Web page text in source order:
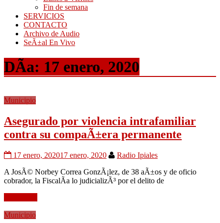
Fin de semana
SERVICIOS
CONTACTO
Archivo de Audio
SeÃ±al En Vivo
DÃ­a: 17 enero, 2020
Municipio
Asegurado por violencia intrafamiliar
contra su compaÃ±era permanente
17 enero, 202017 enero, 2020
Radio Ipiales
A JosÃ© Norbey Correa GonzÃ¡lez, de 38 aÃ±os y de oficio
cobrador, la FiscalÃ­a lo judicializÃ³ por el delito de
Municipio